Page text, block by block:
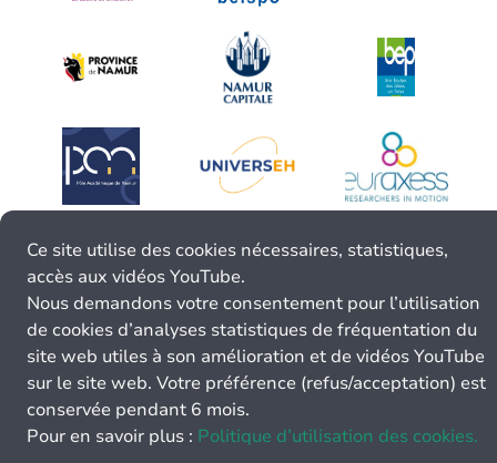
Ce site utilise des cookies nécessaires, statistiques,
accès aux vidéos YouTube.
Nous demandons votre consentement pour l’utilisation
de cookies d’analyses statistiques de fréquentation du
site web utiles à son amélioration et de vidéos YouTube
sur le site web. Votre préférence (refus/acceptation) est
conservée pendant 6 mois.
Pour en savoir plus : Politique d’utilisation des cookies.